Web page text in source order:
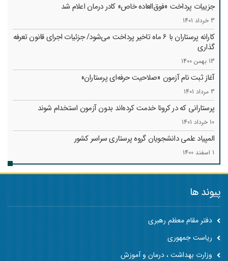
جزییات پرداخت «فوق‌العاده خاص» کادر درمان اعلام شد
3 خرداد 1401
کارانه‌ پرستاران با 6 ماه تاخیر پرداخت می‌شود/ جزئیات اجرای قانون تعرفه
گذاری
13 بهمن 1400
آغاز ثبت نام آزمون «صلاحیت حرفه‌ای پرستاران»
3 مرداد 1401
پرستارانی که در کرونا خدمت کرد‌ه‌اند بدون آزمون استخدام شوند
10 خرداد 1401
المپیاد علمی دانشجویان گروه پرستاری سراسر کشور
1 اسفند 1400
پیوند ها
دفتر مقام معظم رهبری
ریاست جمهوری
وزارت بهداشت ، درمان و آموزش